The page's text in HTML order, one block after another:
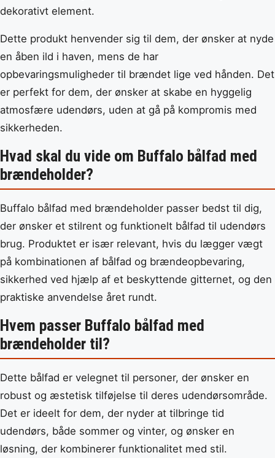
dekorativt element.
Dette produkt henvender sig til dem, der ønsker at nyde
en åben ild i haven, mens de har
opbevaringsmuligheder til brændet lige ved hånden. Det
er perfekt for dem, der ønsker at skabe en hyggelig
atmosfære udendørs, uden at gå på kompromis med
sikkerheden.
Hvad skal du vide om Buffalo bålfad med
brændeholder?
Buffalo bålfad med brændeholder passer bedst til dig,
der ønsker et stilrent og funktionelt bålfad til udendørs
brug. Produktet er især relevant, hvis du lægger vægt
på kombinationen af bålfad og brændeopbevaring,
sikkerhed ved hjælp af et beskyttende gitternet, og den
praktiske anvendelse året rundt.
Hvem passer Buffalo bålfad med
brændeholder til?
Dette bålfad er velegnet til personer, der ønsker en
robust og æstetisk tilføjelse til deres udendørsområde.
Det er ideelt for dem, der nyder at tilbringe tid
udendørs, både sommer og vinter, og ønsker en
løsning, der kombinerer funktionalitet med stil.